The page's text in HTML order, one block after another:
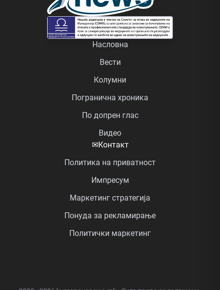
Насловна
Вести
Колумни
Погранична хроника
По допрен глас
Видео
✉Контакт
Политика на приватност
Импресум
Маркетинг стратегија
Понуда за рекламирање
Политички маркетинг